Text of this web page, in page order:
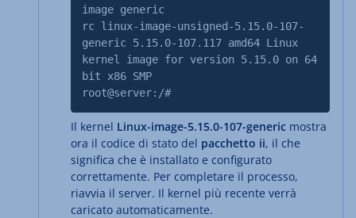
image generic
rc linux-image-unsigned-5.15.0-107-
generic 5.15.0-107.117 amd64 Linux
kernel image for version 5.15.0 on 64
bit x86 SMP
root@server:/#
Il kernel Linux-image-5.15.0-107-generic mostra
ora il codice di stato del pacchetto ii, il che
significa che è installato e configurato
correttamente. Per completare il processo,
riavvia il server. Il kernel più recente verrà
caricato automaticamente.